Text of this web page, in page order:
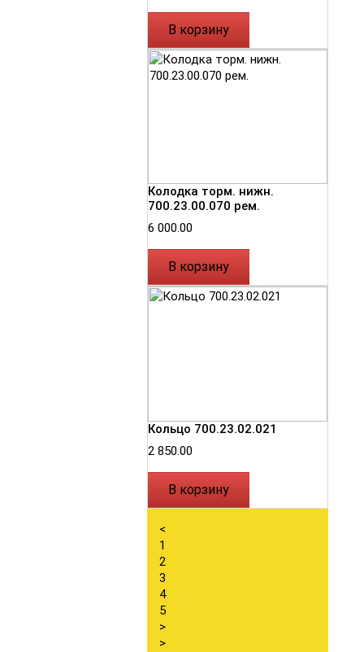
В корзину
Колодка торм. нижн.
700.23.00.070 рем.
6 000.00
В корзину
Кольцо 700.23.02.021
2 850.00
В корзину
<
1
2
3
4
5
>
>